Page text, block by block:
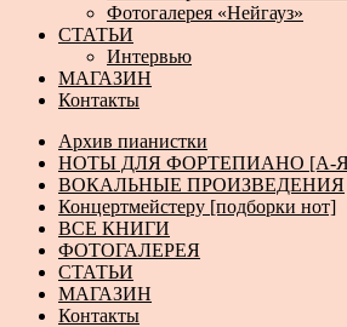
Фотогалерея «Нейгауз»
СТАТЬИ
Интервью
МАГАЗИН
Контакты
Архив пианистки
НОТЫ ДЛЯ ФОРТЕПИАНО [А-
ВОКАЛЬНЫЕ ПРОИЗВЕДЕНИЯ
Концертмейстеру [подборки нот]
ВСЕ КНИГИ
ФОТОГАЛЕРЕЯ
СТАТЬИ
МАГАЗИН
Контакты